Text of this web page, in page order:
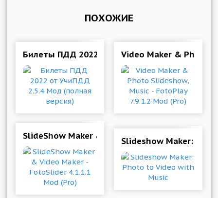
ПОХОЖИЕ
Билеты ПДД 2022 от УчиПДД 2.5.4 Мод
Video Maker & Photo
SlideShow Maker & Video Maker - FotoSlider
Slideshow Maker: